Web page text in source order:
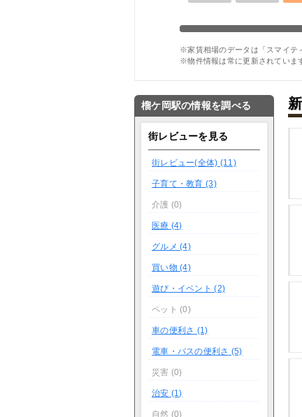
※家賃相場のデータは「スマイテ
※物件情報は常に更新されていま
榴ケ岡駅の情報を調べる
街レビューを見る
街レビュー(全体) (11)
子育て・教育 (3)
介護 (0)
医療 (4)
グルメ (4)
買い物 (4)
遊び・イベント (2)
ペット (0)
車の便利さ (1)
電車・バスの便利さ (5)
災害 (0)
治安 (1)
自然 (0)